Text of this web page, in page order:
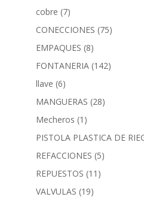
cobre (7)
CONECCIONES (75)
EMPAQUES (8)
FONTANERIA (142)
llave (6)
MANGUERAS (28)
Mecheros (1)
PISTOLA PLASTICA DE
REFACCIONES (5)
REPUESTOS (11)
VALVULAS (19)